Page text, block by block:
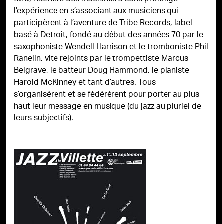
l’expérience en s’associant aux musiciens qui
participèrent à l’aventure de Tribe Records, label
basé à Detroit, fondé au début des années 70 par le
saxophoniste Wendell Harrison et le tromboniste Phil
Ranelin, vite rejoints par le trompettiste Marcus
Belgrave, le batteur Doug Hammond, le pianiste
Harold McKinney et tant d’autres. Tous
s’organisèrent et se fédérèrent pour porter au plus
haut leur message en musique (du jazz au pluriel de
leurs subjectifs).